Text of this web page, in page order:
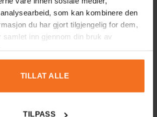
som kan kombinere den
du har gjort tilgjengelig for dem,
samlet inn gjennom din bruk av
TILLAT ALLE
TILPASS